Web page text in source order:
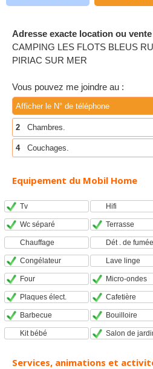
Adresse exacte location ou
CAMPING LES FLOTS BLEUS
PIRIAC SUR MER
Vous pouvez me joindre au :
Afficher le N° de téléphone
2 Chambres.
4 Couchages.
Equipement du Mobil Home
Tv Hifi
Wc séparé Terrasse
Chauffage Dét . de fumée
Congélateur Lave linge
Four Micro-ondes
Plaques élect. Cafetière
Barbecue Bouilloire
Kit bébé Salon de
Services, animations et